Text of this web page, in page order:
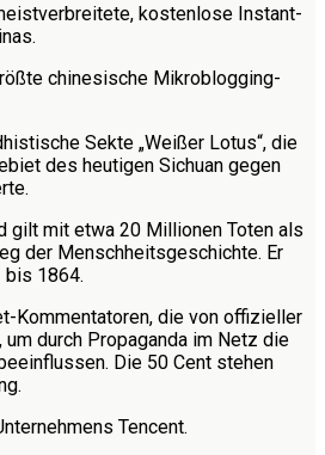
kostenlose Instant-
chinesische Mikroblogging-
Sekte „Weißer Lotus“, die
des heutigen Sichuan gegen
gilt mit etwa 20 Millionen Toten als
der Menschheitsgeschichte. Er
bis 1864.
Kommentatoren, die von offizieller
durch Propaganda im Netz die
Die 50 Cent stehen
Tencent.